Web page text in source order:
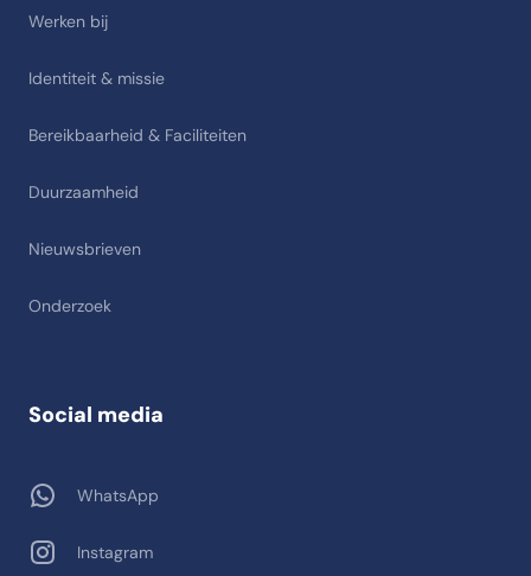
Werken bij
Identiteit & missie
Bereikbaarheid & Faciliteiten
Duurzaamheid
Nieuwsbrieven
Onderzoek
Social media
WhatsApp
Instagram